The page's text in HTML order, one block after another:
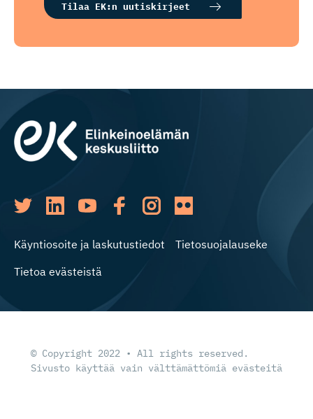
Tilaa EK:n uutiskirjeet
Käyntiosoite ja laskutustiedot
Tietosuojalauseke
Tietoa evästeistä
© Copyright 2022 • All rights reserved.
Sivusto käyttää vain välttämättömiä evästeitä